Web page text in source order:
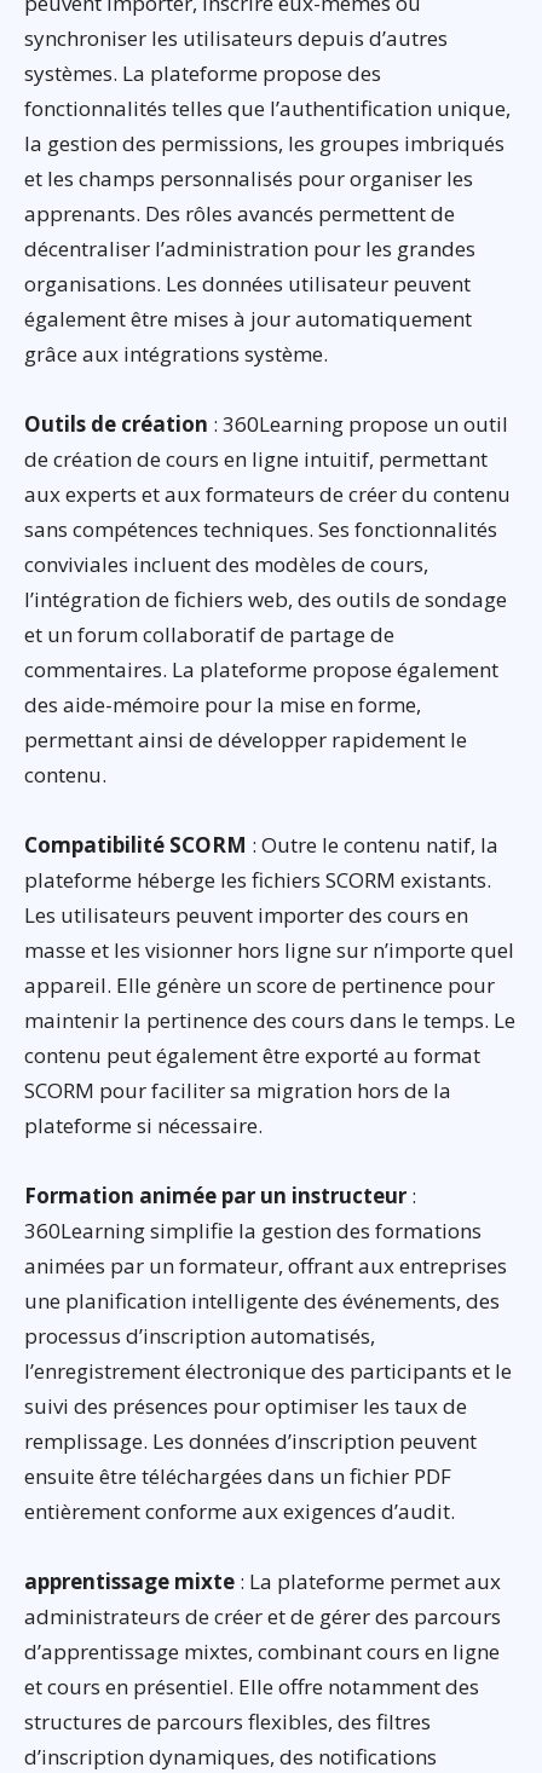
synchroniser les utilisateurs depuis d’autres
systèmes. La plateforme propose des
fonctionnalités telles que l’authentification unique,
la gestion des permissions, les groupes imbriqués
et les champs personnalisés pour organiser les
apprenants. Des rôles avancés permettent de
décentraliser l’administration pour les grandes
organisations. Les données utilisateur peuvent
également être mises à jour automatiquement
grâce aux intégrations système.
Outils de création : 360Learning propose un outil
de création de cours en ligne intuitif, permettant
aux experts et aux formateurs de créer du contenu
sans compétences techniques. Ses fonctionnalités
conviviales incluent des modèles de cours,
l’intégration de fichiers web, des outils de sondage
et un forum collaboratif de partage de
commentaires. La plateforme propose également
des aide-mémoire pour la mise en forme,
permettant ainsi de développer rapidement le
contenu.
Compatibilité SCORM : Outre le contenu natif, la
plateforme héberge les fichiers SCORM existants.
Les utilisateurs peuvent importer des cours en
masse et les visionner hors ligne sur n’importe quel
appareil. Elle génère un score de pertinence pour
maintenir la pertinence des cours dans le temps. Le
contenu peut également être exporté au format
SCORM pour faciliter sa migration hors de la
plateforme si nécessaire.
Formation animée par un instructeur :
360Learning simplifie la gestion des formations
animées par un formateur, offrant aux entreprises
une planification intelligente des événements, des
processus d’inscription automatisés,
l’enregistrement électronique des participants et le
suivi des présences pour optimiser les taux de
remplissage. Les données d’inscription peuvent
ensuite être téléchargées dans un fichier PDF
entièrement conforme aux exigences d’audit.
apprentissage mixte : La plateforme permet aux
administrateurs de créer et de gérer des parcours
d’apprentissage mixtes, combinant cours en ligne
et cours en présentiel. Elle offre notamment des
structures de parcours flexibles, des filtres
d’inscription dynamiques, des notifications